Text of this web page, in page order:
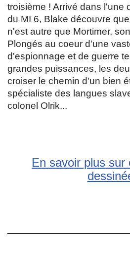
troisième ! Arrivé dans l'une
du MI 6, Blake découvre
n'est autre que Mortimer,
Plongés au coeur d'une
d'espionnage et de guerre
grandes puissances, les
croiser le chemin d'un bien
spécialiste des langues
colonel Olrik...
En savoir plus sur